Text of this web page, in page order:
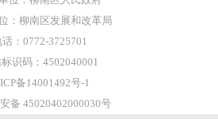
：柳南区发展和改革局
话：0772-3725701
标识码：4502040001
备14001492号-1
备 45020402000030号